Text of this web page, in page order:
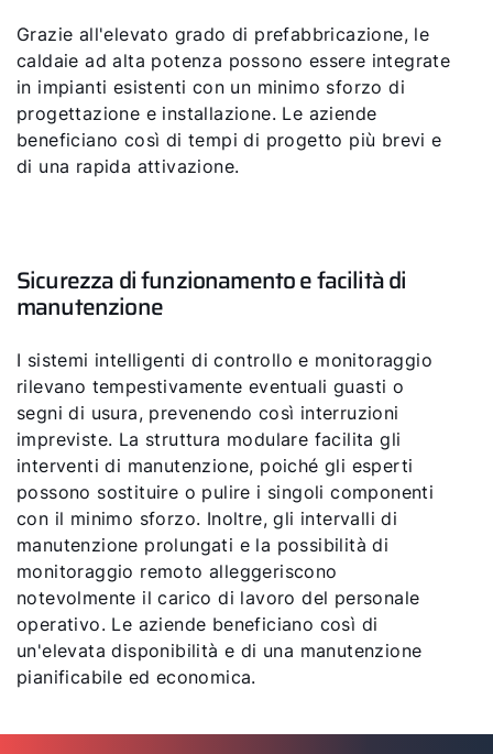
Grazie all'elevato grado di prefabbricazione, le
caldaie ad alta potenza possono essere integrate
in impianti esistenti con un minimo sforzo di
progettazione e installazione. Le aziende
beneficiano così di tempi di progetto più brevi e
di una rapida attivazione.
Sicurezza di funzionamento e facilità di
manutenzione
I sistemi intelligenti di controllo e monitoraggio
rilevano tempestivamente eventuali guasti o
segni di usura, prevenendo così interruzioni
impreviste. La struttura modulare facilita gli
interventi di manutenzione, poiché gli esperti
possono sostituire o pulire i singoli componenti
con il minimo sforzo. Inoltre, gli intervalli di
manutenzione prolungati e la possibilità di
monitoraggio remoto alleggeriscono
notevolmente il carico di lavoro del personale
operativo. Le aziende beneficiano così di
un'elevata disponibilità e di una manutenzione
pianificabile ed economica.